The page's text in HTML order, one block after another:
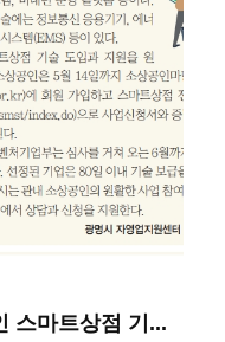
스마트상점 기...